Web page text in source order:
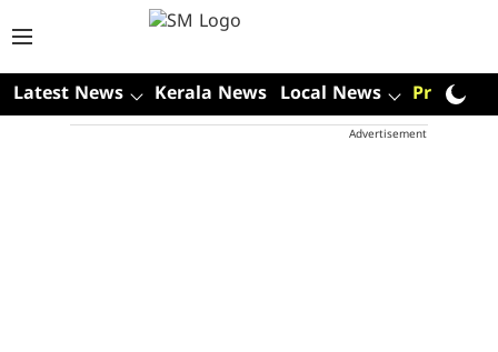
Latest News Kerala News Local News Premium
Advertisement